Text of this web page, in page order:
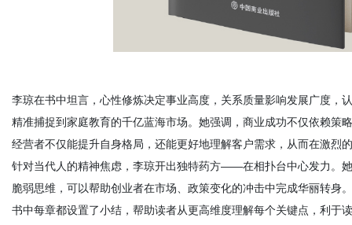
李琼在书中坦言， 心性修炼决定事业高度，关系质量影响发展广度，
精准捕捉到家庭教育的千亿蓝海市场。 她强调，商业成功不仅依赖策
经营者不仅能提升自身格局，还能更好地理解客户需求，从而在激烈
针对当代人的精神焦虑，李琼开出独特药方——在相扑台中心发力。
脆弱思维， 可以帮助创业者在市场、 政策变化的冲击中完成华丽转身。
书中每章都设置了小结，帮助读者从更高维度理解每个关键点 ， 利于